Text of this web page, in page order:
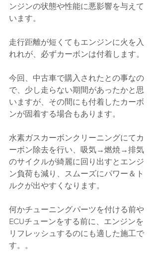
ンジンの状態や性能に悪影響を与えて
います。
走行距離が短くてもエンジンに火を入
れれが、必ずカーボンは付着します。
今回、中古車で購入されたとの事なの
で、少し走らない期間があったかと思
いますが、その間にも付着したカーボ
ンが固着する場合もあります。
水素ガスカーボンクリーニングにてカ
ーボン除去を行い、吸気→燃焼→排気
のサイクルが綺麗に回り出すとエンジ
ン負荷も減り、スムーズにパワー＆ト
ルクが出やすくなります。
何かチューニングパーツを付ける前や
ECUチューンをする前に、エンジンを
リフレッシュするのにも適した施工で
す。。